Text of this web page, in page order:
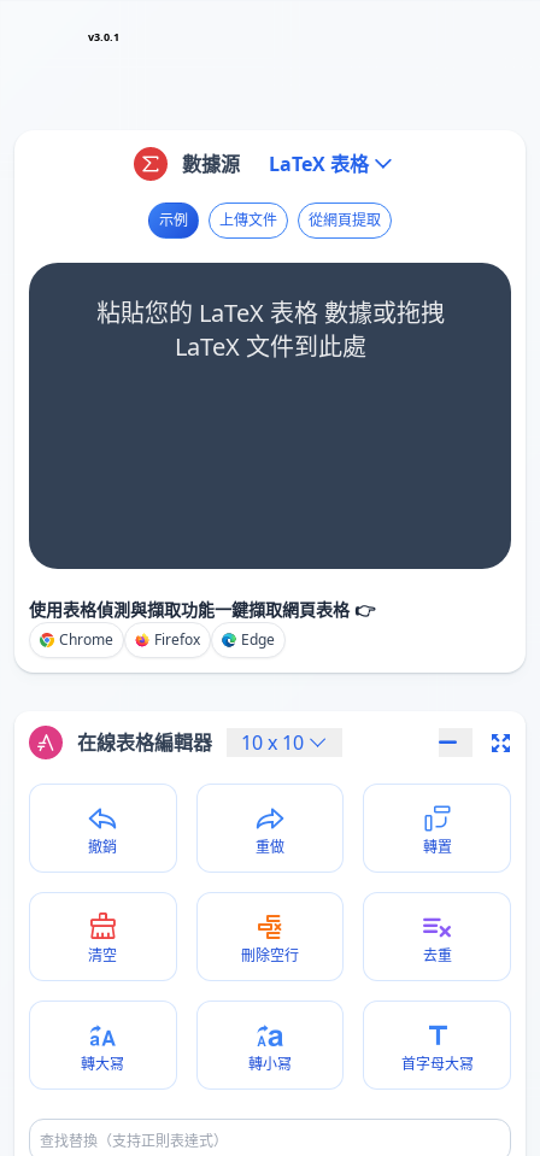
v3.0.1
數據源 LaTeX 表格
示例 上傳文件 從網頁提取
粘貼您的 LaTeX 表格 數據或拖拽
LaTeX 文件到此處
使用表格偵測與擷取功能一鍵擷取網頁表格 👉
Chrome Firefox Edge
在線表格編輯器 10x 10
撤銷 重做 轉置
清空 刪除空行 去重
轉大冩 轉小冩 首字母大冩